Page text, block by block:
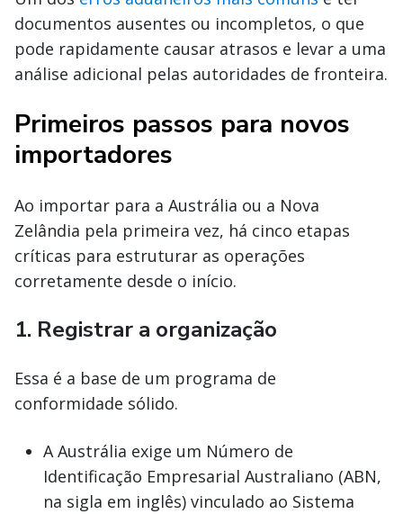
documentos ausentes ou incompletos, o que
pode rapidamente causar atrasos e levar a uma
análise adicional pelas autoridades de fronteira.
Primeiros passos para novos
importadores
Ao importar para a Austrália ou a Nova
Zelândia pela primeira vez, há cinco etapas
críticas para estruturar as operações
corretamente desde o início.
1. Registrar a organização
Essa é a base de um programa de
conformidade sólido.
A Austrália exige um Número de
Identificação Empresarial Australiano (ABN,
na sigla em inglês) vinculado ao Sistema